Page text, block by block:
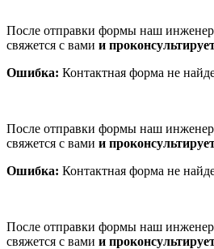
После отправки формы наш инженер
свяжется с вами и
Ошибка: Контактная форма не
После отправки формы наш инженер
свяжется с вами и
Ошибка: Контактная форма не
После отправки формы наш инженер
свяжется с вами и